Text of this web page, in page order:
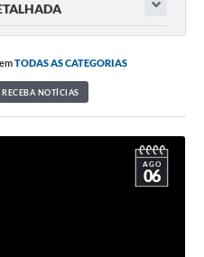
TODAS AS CATEGORIAS
RECEBA NOTÍCIAS
AGO
06